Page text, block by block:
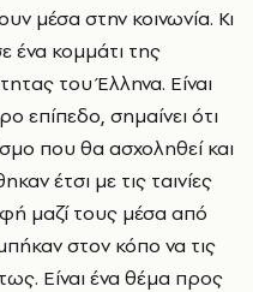
μέσα στην κοινωνία. Κι
ένα κομμάτι της
του Έλληνα. Είναι
επίπεδο, σημαίνει ότι
που θα ασχοληθεί και
έτσι με τις ταινίες
μαζί τους μέσα από
στον κόπο να τις
Είναι ένα θέμα προς